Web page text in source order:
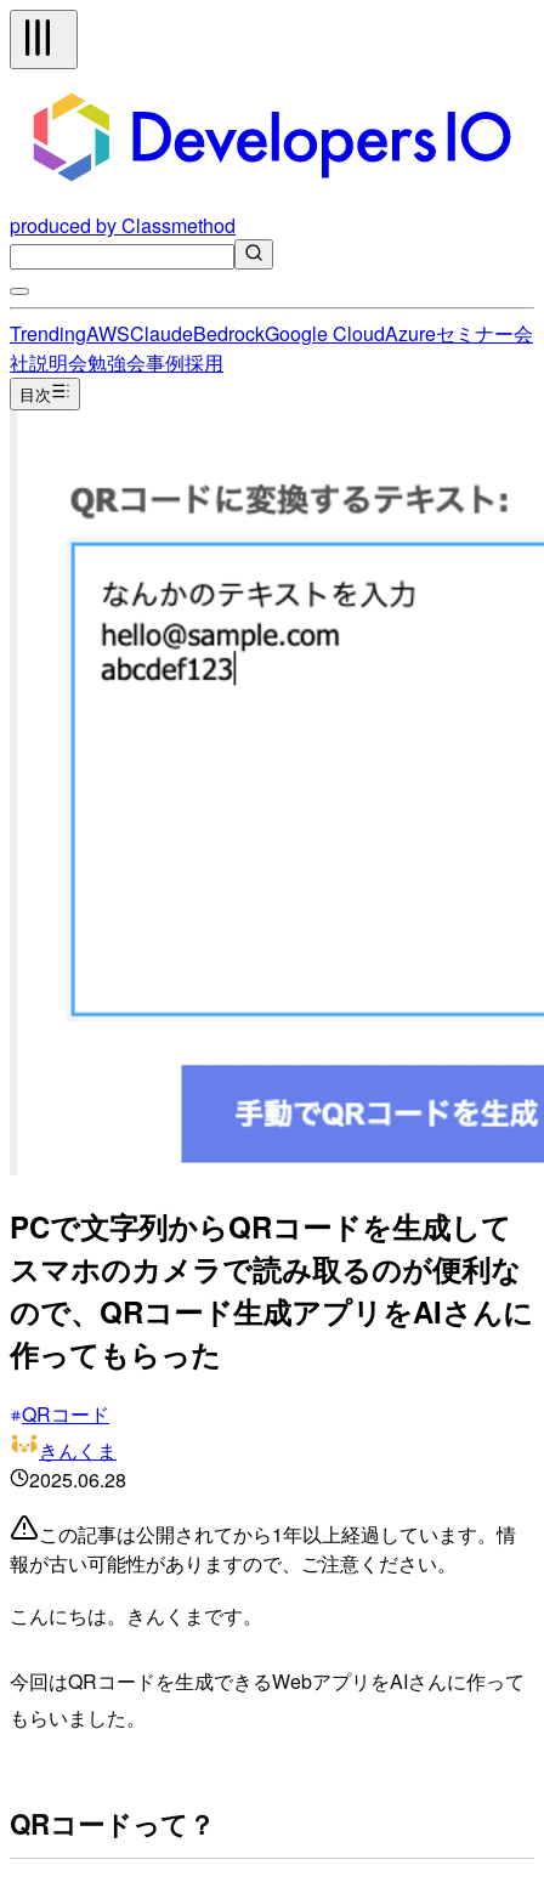
produced by Classmethod
TrendingAWSClaudeBedrockGoogle CloudAzureセミナー会
社説明会勉強会事例採用
目次
PCで文字列からQRコードを生成して
スマホのカメラで読み取るのが便利な
ので、QRコード生成アプリをAIさんに
作ってもらった
QRコード
きんくま
2025.06.28
この記事は公開されてから1年以上経過しています。情
報が古い可能性がありますので、ご注意ください。
こんにちは。きんくまです。
今回はQRコードを生成できるWebアプリをAIさんに作って
もらいました。
QRコードって？